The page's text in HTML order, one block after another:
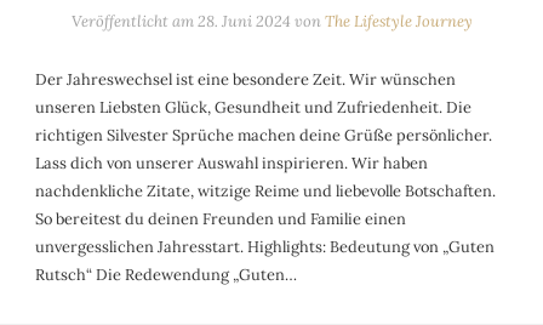
Veröffentlicht am28. Juni 2024 vonThe Lifestyle Journey
Der Jahreswechsel ist eine besondere Zeit. Wir wünschen
unseren Liebsten Glück, Gesundheit und Zufriedenheit. Die
richtigen Silvester Sprüche machen deine Grüße persönlicher.
Lass dich von unserer Auswahl inspirieren. Wir haben
nachdenkliche Zitate, witzige Reime und liebevolle Botschaften.
So bereitest du deinen Freunden und Familie einen
unvergesslichen Jahresstart. Highlights: Bedeutung von „Guten
Rutsch“ Die Redewendung „Guten…